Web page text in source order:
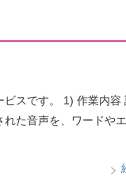
スです。 1) 作業内容
た音声を、ワードや